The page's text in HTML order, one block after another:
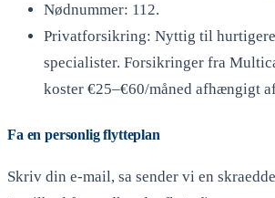
Nødnummer: 112.
Privatforsikring: Nyttig til
specialister. Forsikringer fra
koster €25–€60/måned afhængigt
Fa en personlig flytteplan
Skriv din e-mail, sa sender vi en